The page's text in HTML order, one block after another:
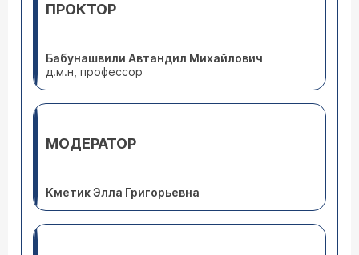
ПРОКТОР
Бабунашвили Автандил Михайлович
д.м.н, профессор
МОДЕРАТОР
Кметик Элла Григорьевна